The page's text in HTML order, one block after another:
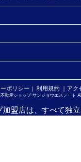
ポリシー ｜ 利用規約 ｜ア
動産ショップ サンジョウエステート
盟店は、すべて独立